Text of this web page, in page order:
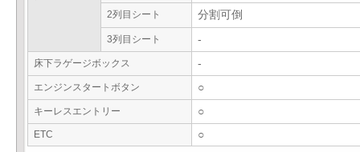
2列目シート
分割可倒
3列目シート -
床下ラゲージボックス -
エンジンスタートボタン ○
キーレスエントリー ○
ETC ○